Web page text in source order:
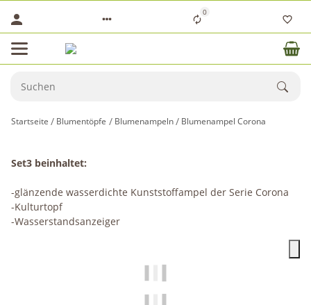
0
Startseite Blumentöpfe Blumenampeln Blumenampel Corona
Set3 beinhaltet:
-glänzende wasserdichte Kunststoffampel der Serie Corona
-Kulturtopf
-Wasserstandsanzeiger